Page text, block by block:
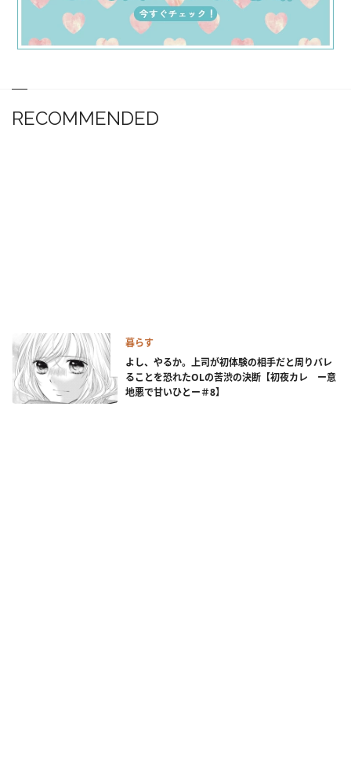
RECOMMENDED
暮らす
よし、やるか。上司が初体験の相手だと周りバレ
ることを恐れたOLの苦渋の決断【初夜カレ ー意
地悪で甘いひとー＃8】